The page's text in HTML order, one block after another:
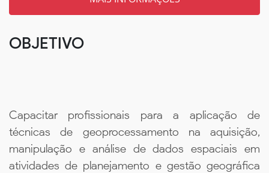
OBJETIVO
Capacitar profissionais para a aplicação de
técnicas de geoprocessamento na aquisição,
manipulação e análise de dados espaciais em
atividades de planejamento e gestão geográfica